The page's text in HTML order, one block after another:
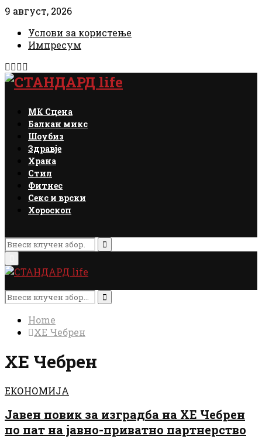
9 август, 2026
Услови за користење
Импресум
Facebook
Instagram
Email
МК Сцена
Балкан микс
Шоубиз
Здравје
Храна
Стил
Фитнес
Секс и врски
Хороскоп
Search
for:
Search
Menu
Search
for:
Search
Home
ХЕ Чебрен
ХЕ Чебрен
ЕКОНОМИЈА
Јавен повик за изградба на ХЕ Чебрен
по пат на јавно-приватно партнерство